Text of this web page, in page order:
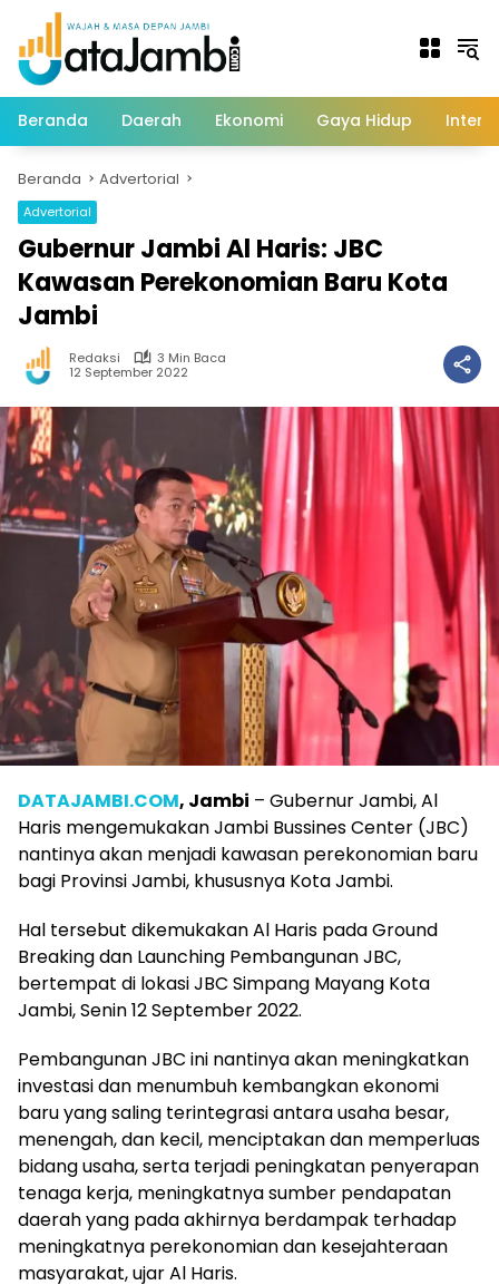
Langsung
konten
Beranda Daerah Ekonomi Gaya Hidup
Beranda Advertorial
Advertorial
Gubernur Jambi Al Haris: JBC
Kawasan Perekonomian Baru Kota
Jambi
Redaksi
3 Min Baca
12 September 2022
DATAJAMBI.COM, Jambi – Gubernur Jambi, Al
Haris mengemukakan Jambi Bussines Center (JBC)
nantinya akan menjadi kawasan perekonomian baru
bagi Provinsi Jambi, khususnya Kota Jambi.
Hal tersebut dikemukakan Al Haris pada Ground
Breaking dan Launching Pembangunan JBC,
bertempat di lokasi JBC Simpang Mayang Kota
Jambi, Senin 12 September 2022.
Pembangunan JBC ini nantinya akan meningkatkan
investasi dan menumbuh kembangkan ekonomi
baru yang saling terintegrasi antara usaha besar,
menengah, dan kecil, menciptakan dan memperluas
bidang usaha, serta terjadi peningkatan penyerapan
tenaga kerja, meningkatnya sumber pendapatan
daerah yang pada akhirnya berdampak terhadap
meningkatnya perekonomian dan kesejahteraan
masyarakat, ujar Al Haris.